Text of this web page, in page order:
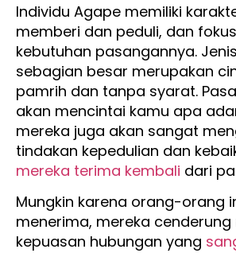
Individu Agape memiliki
memberi dan peduli, dan
kebutuhan pasangannya.
sebagian besar merupakan
pamrih dan tanpa syarat.
akan mencintai kamu apa
mereka juga akan sangat
tindakan kepedulian dan
mereka terima kembali dari
Mungkin karena orang-orang
menerima, mereka cenderung
kepuasan hubungan yang